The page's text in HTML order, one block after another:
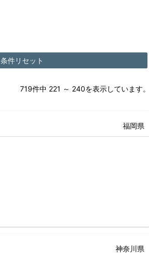
条件リセット
719件中 221 ～ 240を表示しています。
福岡県
神奈川県